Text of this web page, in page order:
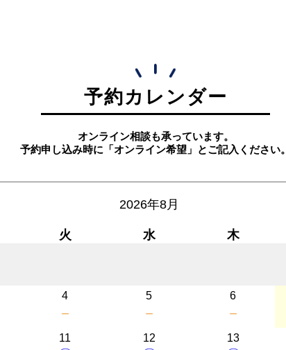
予約カレンダー
オンライン相談も承っています。
予約申し込み時に「オンライン希望」とご記入ください。
2026年8月
火 水 木
4
－
5
－
6
－
11 12 13